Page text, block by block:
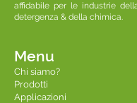
affidabile per le industrie
detergenza & della chimica.
Chi siamo?
Prodotti
Applicazioni
Menu